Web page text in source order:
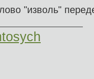
"изволь"